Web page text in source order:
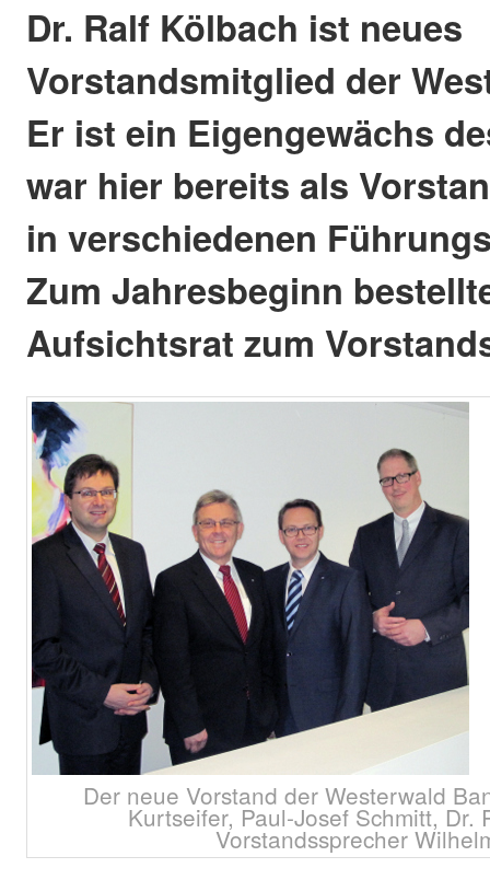
Dr. Ralf Kölbach ist neues
Vorstandsmitglied der
Er ist ein Eigengewächs
war hier bereits als
in verschiedenen
Zum Jahresbeginn
Aufsichtsrat zum
Der neue Vorstand der Westerwald
Kurtseifer, Paul-Josef Schmitt, Dr.
Vorstandssprecher